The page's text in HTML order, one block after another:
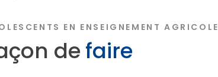
EN ENSEIGNEMENT AGRICOLE
defaire